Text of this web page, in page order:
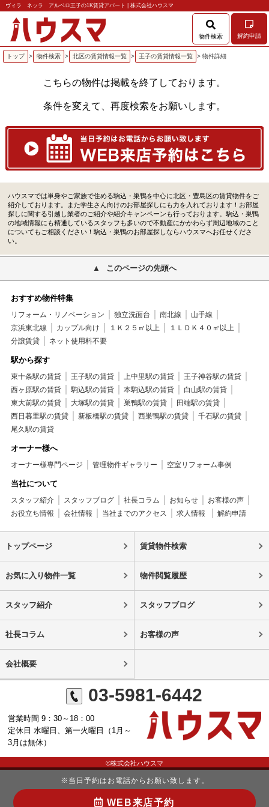
ヴィラ ネッラ アルベロ王子の1K賃貸アパート | 株式会社ハウスマ
物件検索 解約申請
トップ > 物件検索 > 北区の賃貸情報一覧 > 王子の賃貸情報一覧 > 物件詳細
こちらの物件は掲載を終了しております。
条件を変えて、再度検索をお願いします。
ハウスマでは単身やご家族で住める駒込・巣鴨を中心に北区・豊島区の賃貸物件をご
紹介しております。また学生さん向けのお部屋探しにも力を入れております！お部屋
探しに関する引越し業者のご紹介や紹介キャンペーンも行っております。駒込・巣鴨
の地域情報にも精通しているスタッフも多いので不動産にかかわらず周辺地域のこと
についてもご相談ください！駒込・巣鴨のお部屋探しならハウスマへお任せくださ
い。
このページの先頭へ
おすすめ物件特集
リフォーム・リノベーション 独立洗面台 南北線
山手線
京浜東北線
カップル向け １Ｋ２５㎡以上
１ＬＤＫ４０㎡以上
分譲賃貸
ネット使用料不要
駅から探す
東十条駅の賃貸 王子駅の賃貸 上中里駅の賃貸
王子神谷駅の賃貸
西ヶ原駅の賃貸
駒込駅の賃貸 本駒込駅の賃貸
白山駅の賃貸
東大前駅の賃貸
大塚駅の賃貸 巣鴨駅の賃貸
田端駅の賃貸
西日暮里駅の賃貸
新板橋駅の賃貸 西巣鴨駅の賃貸
千石駅の賃貸
尾久駅の賃貸
オーナー様へ
オーナー様専門ページ 管理物件ギャラリー 空室リフォーム事例
当社について
スタッフ紹介 スタッフブログ 社長コラム お知らせ
お客様の声
お役立ち情報
会社情報 当社までのアクセス 求人情報 解約申請
トップページ 賃貸物件検索
お気に入り物件一覧 物件閲覧履歴
スタッフ紹介 スタッフブログ
社長コラム お客様の声
会社概要
03-5981-6442
営業時間 9：30～18：00
定休日 水曜日、第一火曜日（1月～
3月は無休）
©株式会社ハウスマ
※当日予約はお電話からお願い致します。
WEB来店予約